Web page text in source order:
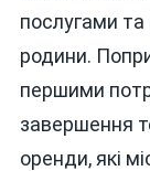
послугами
родини.
першими
завершення
оренди, які